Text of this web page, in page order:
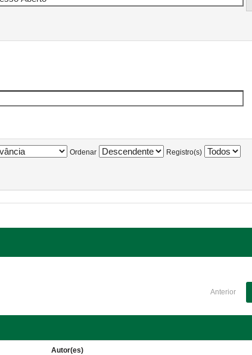
Ordenar Registro(s)
Anterior
Autor(es)